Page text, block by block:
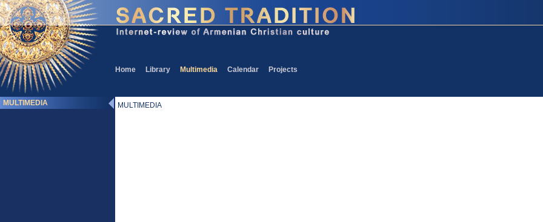
Home Library Multimedia Calendar Projects
MULTIMEDIA MULTIMEDIA